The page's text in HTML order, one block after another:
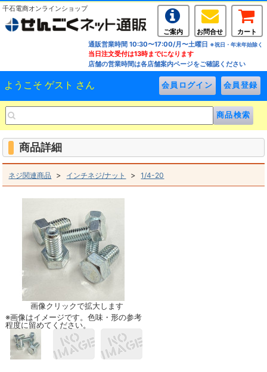
千石電商オンラインショップ
ご案内 お問合せ
カート
通販営業時間 10:30〜17:00/月〜土曜日 ※祝日・年末年始除く
当日注文受付は13時までになります
店舗の営業時間は各店舗案内ページをご確認ください
ようこそ ゲスト さん
商品詳細
ネジ関連商品 > インチネジ/ナット >1/4-20
画像クリックで拡大します
※画像はイメージです。色味・形の参考
程度に留めてください。